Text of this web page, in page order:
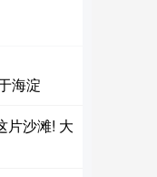
海淀
片沙滩! 大